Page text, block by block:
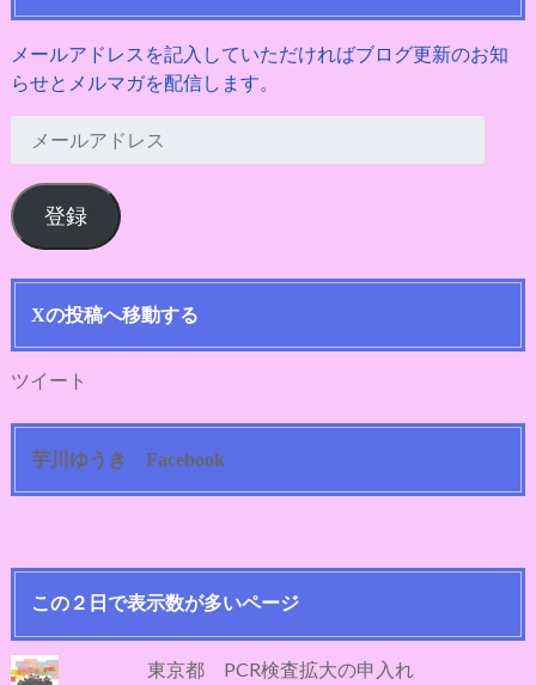
メールアドレスを記入していただければブログ更新のお知
らせとメルマガを配信します。
ー
ル
ア
ド
登録
Xの投稿へ移動する
ツイート
芋川ゆうき Facebook
この２日で表示数が多いページ
東京都 PCR検査拡大の申入れ